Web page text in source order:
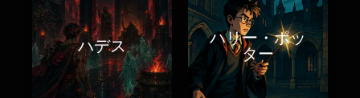
ハデス
ハリー・ポッ
ター